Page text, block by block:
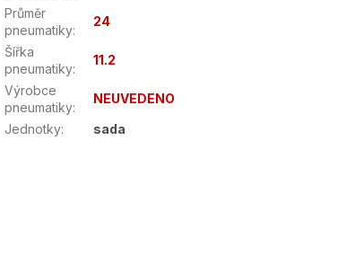
Průměr
pneumatiky:
24
Šířka
pneumatiky:
11.2
Výrobce
pneumatiky:
NEUVEDENO
Jednotky: sada